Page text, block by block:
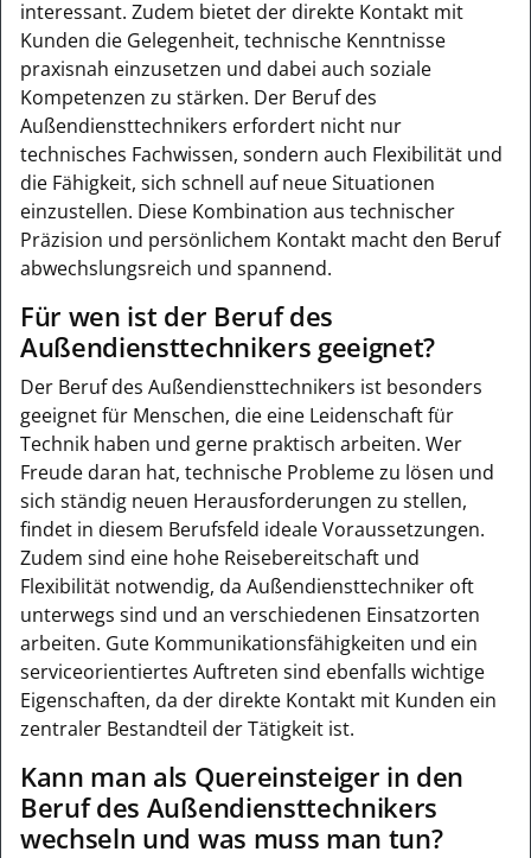
interessant. Zudem bietet der direkte Kontakt mit
Kunden die Gelegenheit, technische Kenntnisse
praxisnah einzusetzen und dabei auch soziale
Kompetenzen zu stärken. Der Beruf des
Außendiensttechnikers erfordert nicht nur
technisches Fachwissen, sondern auch Flexibilität und
die Fähigkeit, sich schnell auf neue Situationen
einzustellen. Diese Kombination aus technischer
Präzision und persönlichem Kontakt macht den Beruf
abwechslungsreich und spannend.
Für wen ist der Beruf des
Außendiensttechnikers geeignet?
Der Beruf des Außendiensttechnikers ist besonders
geeignet für Menschen, die eine Leidenschaft für
Technik haben und gerne praktisch arbeiten. Wer
Freude daran hat, technische Probleme zu lösen und
sich ständig neuen Herausforderungen zu stellen,
findet in diesem Berufsfeld ideale Voraussetzungen.
Zudem sind eine hohe Reisebereitschaft und
Flexibilität notwendig, da Außendiensttechniker oft
unterwegs sind und an verschiedenen Einsatzorten
arbeiten. Gute Kommunikationsfähigkeiten und ein
serviceorientiertes Auftreten sind ebenfalls wichtige
Eigenschaften, da der direkte Kontakt mit Kunden ein
zentraler Bestandteil der Tätigkeit ist.
Kann man als Quereinsteiger in den
Beruf des Außendiensttechnikers
wechseln und was muss man tun?